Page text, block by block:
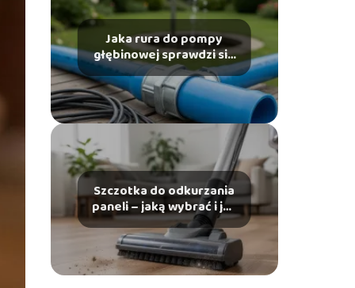
Jaka rura do pompy
głębinowej sprawdzi się
najlepiej?
Szczotka do odkurzania
paneli – jaką wybrać i jak
używać?